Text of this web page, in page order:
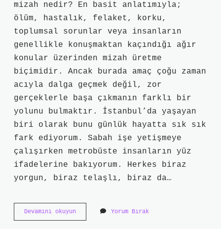
mizah nedir? En basit anlatımıyla;
ölüm, hastalık, felaket, korku,
toplumsal sorunlar veya insanların
genellikle konuşmaktan kaçındığı ağır
konular üzerinden mizah üretme
biçimidir. Ancak burada amaç çoğu zaman
acıyla dalga geçmek değil, zor
gerçeklerle başa çıkmanın farklı bir
yolunu bulmaktır. İstanbul’da yaşayan
biri olarak bunu günlük hayatta sık sık
fark ediyorum. Sabah işe yetişmeye
çalışırken metrobüste insanların yüz
ifadelerine bakıyorum. Herkes biraz
yorgun, biraz telaşlı, biraz da…
Devamını okuyun
mizah
Yorum Bırak